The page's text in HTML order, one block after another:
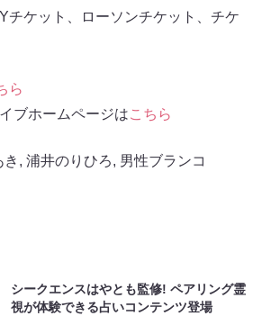
チケット、ローソンチケット、チケ
ら
ブホームページはこちら
, 浦井のりひろ, 男性ブランコ
シークエンスはやとも監修! ペアリング霊
視が体験できる占いコンテンツ登場